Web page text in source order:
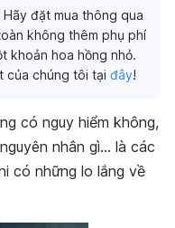
đặt mua thông qua
không thêm phụ phí
khoản hoa hồng nhỏ.
của chúng tôi tại đây!
có nguy hiểm không,
nhân gì… là các
có những lo lắng về